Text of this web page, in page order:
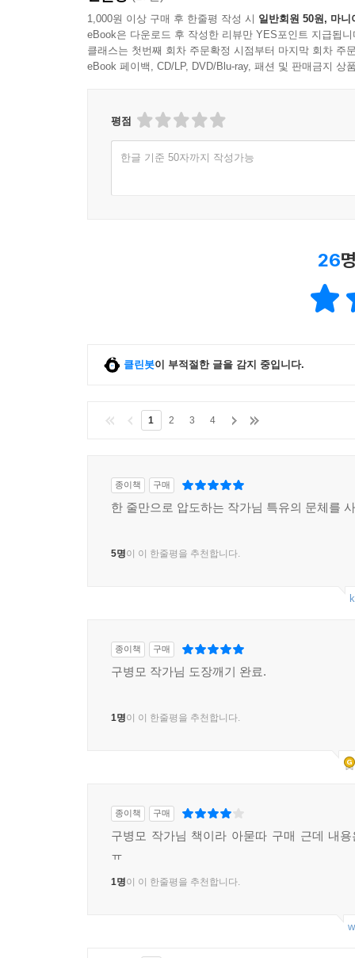
1,000원 이상 구매 후 한줄평 작성 시 일반회원 50원, 마니
eBook은 다운로드 후 작성한 리뷰만 YES포인트 지급됩니
클래스는 첫번째 회차 주문확정 시점부터 마지막 회차 주
eBook 페이백, CD/LP, DVD/Blu-ray, 패션 및 판매금지 상
평점
한글 기준 50자까지 작성가능
26
클린봇이 부적절한 글을 감지 중입니다.
1 2 3 4
종이책 구매
한 줄만으로 압도하는 작가님 특유의 문체를
5명이 이 한줄평을 추천합니다.
종이책 구매
구병모 작가님 도장깨기 완료.
1명이 이 한줄평을 추천합니다.
종이책 구매
구병모 작가님 책이라 아묻따 구매 근데 내
ㅠ
1명이 이 한줄평을 추천합니다.